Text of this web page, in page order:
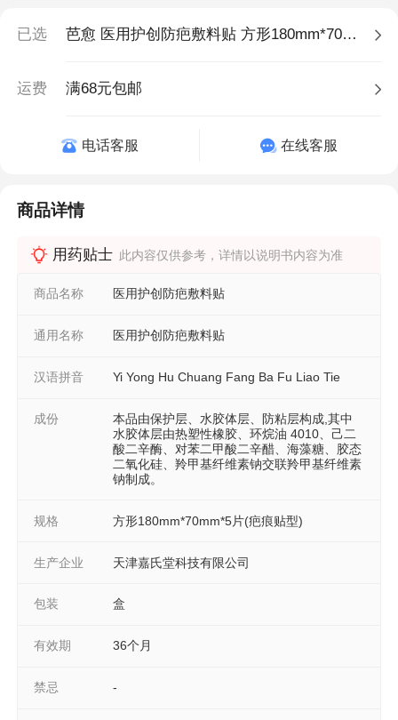
已选 芭愈 医用护创防疤敷料贴 方形180mm*70mm*5片(疤痕贴型)
运费 满68元包邮
电话客服 在线客服
商品详情
用药贴士 此内容仅供参考，详情以说明书内容为准
商品名称 医用护创防疤敷料贴
通用名称 医用护创防疤敷料贴
汉语拼音 Yi Yong Hu Chuang Fang Ba Fu Liao Tie
成份
本品由保护层、水胶体层、防粘层构成,其中
水胶体层由热塑性橡胶、环烷油 4010、己二
酸二辛酶、对苯二甲酸二辛醋、海藻糖、胶态
二氧化硅、羚甲基纤维素钠交联羚甲基纤维素
钠制成。
规格 方形180mm*70mm*5片(疤痕贴型)
生产企业 天津嘉氏堂科技有限公司
包装 盒
有效期 36个月
禁忌 -